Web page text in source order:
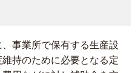
事業所で保有する生産設
持のために必要となる定